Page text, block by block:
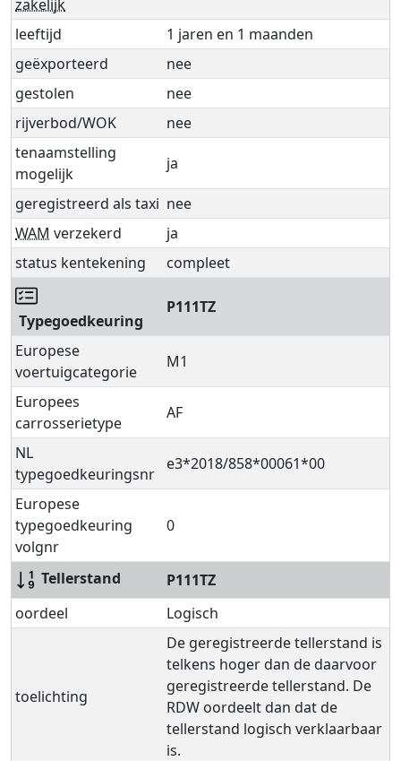
zakelijk
leeftijd
1 jaren en 1 maanden
geëxporteerd
nee
gestolen
nee
rijverbod/WOK
nee
tenaamstelling
mogelijk
ja
geregistreerd als taxi nee
WAM verzekerd
ja
status kentekening
compleet
Typegoedkeuring
P111TZ
Europese
voertuigcategorie
M1
Europees
carrosserietype
AF
NL
typegoedkeuringsnr
e3*2018/858*00061*00
Europese
typegoedkeuring
volgnr
0
Tellerstand
P111TZ
oordeel
Logisch
toelichting
De geregistreerde tellerstand is
telkens hoger dan de daarvoor
geregistreerde tellerstand. De
RDW oordeelt dan dat de
tellerstand logisch verklaarbaar
is.